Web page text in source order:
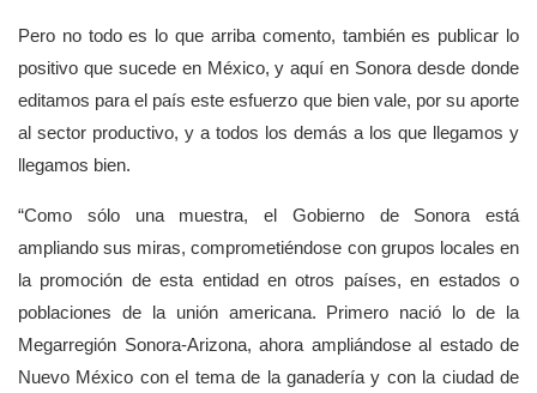
Pero no todo es lo que arriba comento, también es publicar lo
positivo que sucede en México, y aquí en Sonora desde donde
editamos para el país este esfuerzo que bien vale, por su aporte
al sector productivo, y a todos los demás a los que llegamos y
llegamos bien.
“Como sólo una muestra, el Gobierno de Sonora está
ampliando sus miras, comprometiéndose con grupos locales en
la promoción de esta entidad en otros países, en estados o
poblaciones de la unión americana. Primero nació lo de la
Megarregión Sonora-Arizona, ahora ampliándose al estado de
Nuevo México con el tema de la ganadería y con la ciudad de